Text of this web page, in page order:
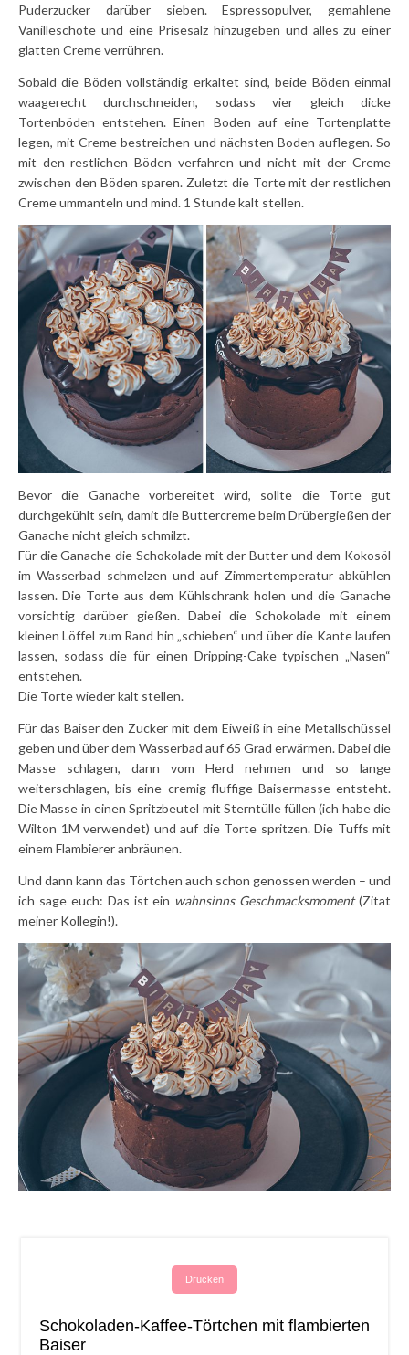
Puderzucker darüber sieben. Espressopulver, gemahlene
Vanilleschote und eine Prisesalz hinzugeben und alles zu einer
glatten Creme verrühren.
Sobald die Böden vollständig erkaltet sind, beide Böden einmal
waagerecht durchschneiden, sodass vier gleich dicke
Tortenböden entstehen. Einen Boden auf eine Tortenplatte
legen, mit Creme bestreichen und nächsten Boden auflegen. So
mit den restlichen Böden verfahren und nicht mit der Creme
zwischen den Böden sparen. Zuletzt die Torte mit der restlichen
Creme ummanteln und mind. 1 Stunde kalt stellen.
Bevor die Ganache vorbereitet wird, sollte die Torte gut
durchgekühlt sein, damit die Buttercreme beim Drübergießen der
Ganache nicht gleich schmilzt.
Für die Ganache die Schokolade mit der Butter und dem Kokosöl
im Wasserbad schmelzen und auf Zimmertemperatur abkühlen
lassen. Die Torte aus dem Kühlschrank holen und die Ganache
vorsichtig darüber gießen. Dabei die Schokolade mit einem
kleinen Löffel zum Rand hin „schieben“ und über die Kante laufen
lassen, sodass die für einen Dripping-Cake typischen „Nasen“
entstehen.
Die Torte wieder kalt stellen.
Für das Baiser den Zucker mit dem Eiweiß in eine Metallschüssel
geben und über dem Wasserbad auf 65 Grad erwärmen. Dabei die
Masse schlagen, dann vom Herd nehmen und so lange
weiterschlagen, bis eine cremig-fluffige Baisermasse entsteht.
Die Masse in einen Spritzbeutel mit Sterntülle füllen (ich habe die
Wilton 1M verwendet) und auf die Torte spritzen. Die Tuffs mit
einem Flambierer anbräunen.
Und dann kann das Törtchen auch schon genossen werden – und
ich sage euch: Das ist ein wahnsinns Geschmacksmoment(Zitat
meiner Kollegin!).
Drucken
Schokoladen-Kaffee-Törtchen mit flambierten
Baiser